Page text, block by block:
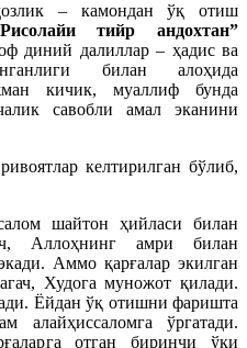
– камондан ўқ отиш
тийр андохтан”
диний далиллар – ҳадис ва
билан алоҳида
кичик, муаллиф бунда
савобли амал эканини
келтирилган бўлиб,
шайтон ҳийласи билан
Аллоҳнинг амри билан
Аммо қарғалар экилган
Худога муножот қилади.
Ёйдан ўқ отишни фаришта
алайҳиссаломга ўргатади.
отган биринчи ўқи